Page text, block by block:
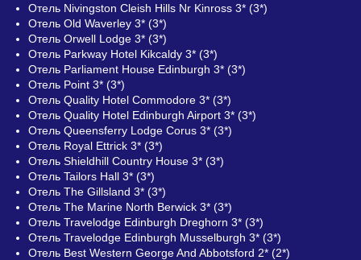
Отель Nivingston Cleish Hills Nr Kinross 3* (3*)
Отель Old Waverley 3* (3*)
Отель Orwell Lodge 3* (3*)
Отель Parkway Hotel Kikcaldy 3* (3*)
Отель Parliament House Edinburgh 3* (3*)
Отель Point 3* (3*)
Отель Quality Hotel Commodore 3* (3*)
Отель Quality Hotel Edinburgh Airport 3* (3*)
Отель Queensferry Lodge Corus 3* (3*)
Отель Royal Ettrick 3* (3*)
Отель Shieldhill Country House 3* (3*)
Отель Tailors Hall 3* (3*)
Отель The Gillsland 3* (3*)
Отель The Marine North Berwick 3* (3*)
Отель Travelodge Edinburgh Dreghorn 3* (3*)
Отель Travelodge Edinburgh Musselburgh 3* (3*)
Отель Best Western George And Abbotsford 2* (2*)